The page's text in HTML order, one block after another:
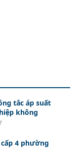
tắc áp suất
không
4 phường